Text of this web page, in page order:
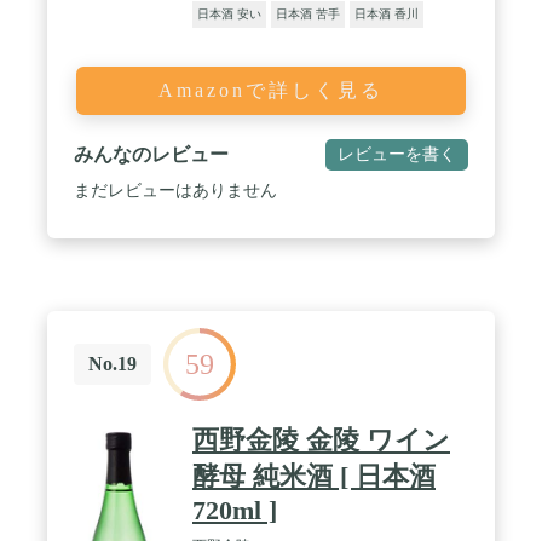
日本酒 安い 日本酒 苦手 日本酒 香川
Amazonで詳しく見る
みんなのレビュー レビューを書く
まだレビューはありません
No.19 59
西野金陵 金陵 ワイン
酵母 純米酒 [ 日本酒
720ml ]